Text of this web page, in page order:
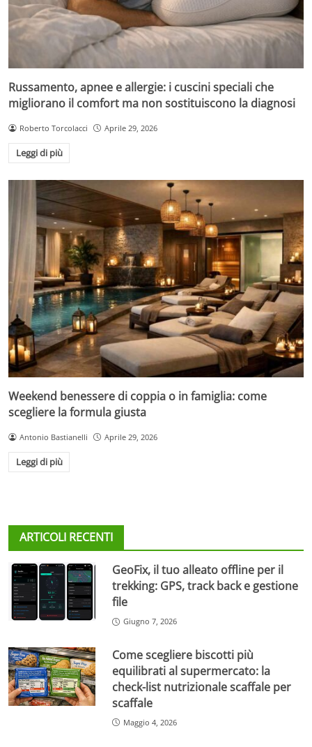
Russamento, apnee e allergie: i cuscini speciali che
migliorano il comfort ma non sostituiscono la diagnosi
Roberto Torcolacci Aprile 29, 2026
Leggi di più
Weekend benessere di coppia o in famiglia: come
scegliere la formula giusta
Antonio Bastianelli Aprile 29, 2026
Leggi di più
ARTICOLI RECENTI
GeoFix, il tuo alleato offline per il
trekking: GPS, track back e gestione
file
Giugno 7, 2026
Come scegliere biscotti più
equilibrati al supermercato: la
check-list nutrizionale scaffale per
scaffale
Maggio 4, 2026